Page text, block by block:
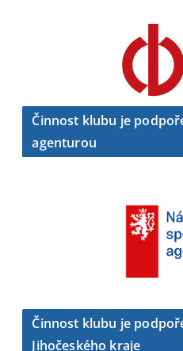
Činnost klubu je
agenturou
Činnost klubu je
Jihočeského kraje